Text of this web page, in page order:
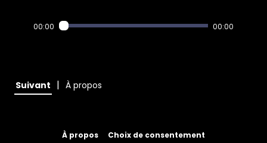
00:00 00:00
Suivant | À propos
À propos Choix de consentement